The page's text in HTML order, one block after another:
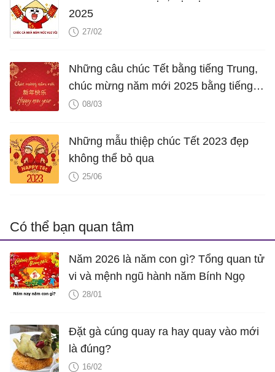
2025
27/02
Những câu chúc Tết bằng tiếng Trung,
chúc mừng năm mới 2025 bằng tiếng
Trung hay nhất
08/03
Những mẫu thiệp chúc Tết 2023 đẹp
không thể bỏ qua
25/06
Có thể bạn quan tâm
Năm 2026 là năm con gì? Tổng quan tử
vi và mệnh ngũ hành năm Bính Ngọ
28/01
Đặt gà cúng quay ra hay quay vào mới
là đúng?
16/02